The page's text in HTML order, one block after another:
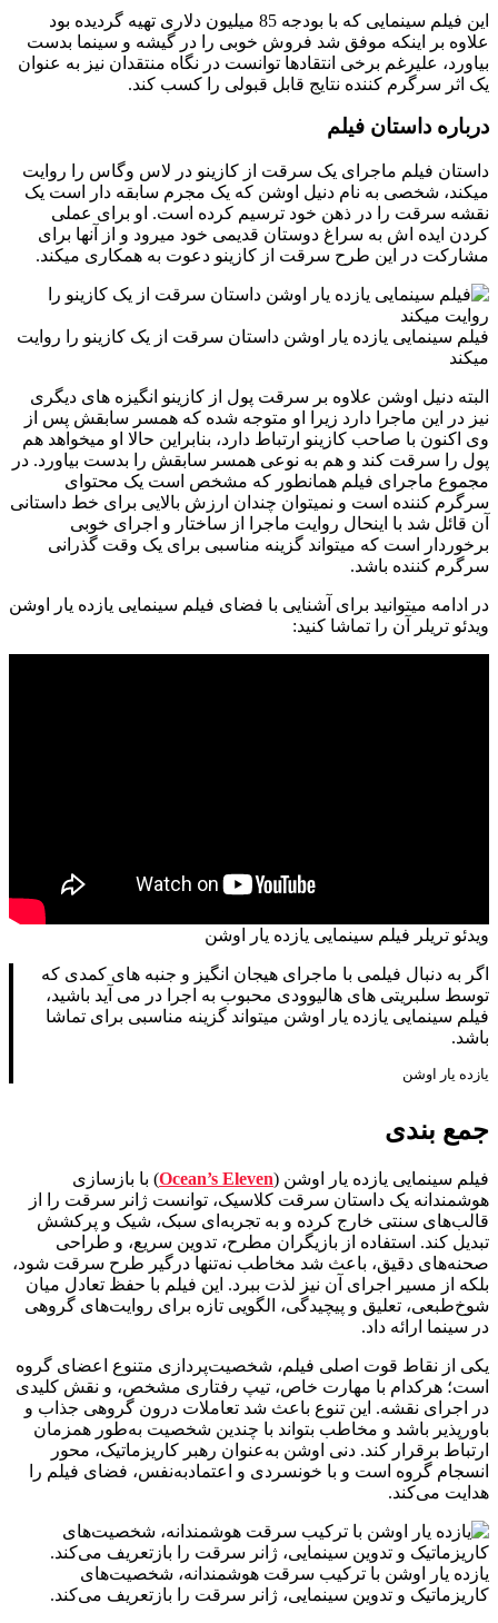
این فیلم سینمایی که با بودجه 85 میلیون دلاری تهیه گردیده بود
علاوه بر اینکه موفق شد فروش خوبی را در گیشه و سینما بدست
بیاورد، علیرغم برخی انتقادها توانست در نگاه منتقدان نیز به عنوان
یک اثر سرگرم کننده نتایج قابل قبولی را کسب کند.
درباره داستان فیلم
داستان فیلم ماجرای یک سرقت از کازینو در لاس وگاس را روایت
میکند، شخصی به نام دنیل اوشن که یک مجرم سابقه دار است یک
نقشه سرقت را در ذهن خود ترسیم کرده است. او برای عملی
کردن ایده اش به سراغ دوستان قدیمی خود میرود و از آنها برای
مشارکت در این طرح سرقت از کازینو دعوت به همکاری میکند.
فیلم سینمایی یازده یار اوشن داستان سرقت از یک کازینو را روایت
میکند
البته دنیل اوشن علاوه بر سرقت پول از کازینو انگیزه های دیگری
نیز در این ماجرا دارد زیرا او متوجه شده که همسر سابقش پس از
وی اکنون با صاحب کازینو ارتباط دارد، بنابراین حالا او میخواهد هم
پول را سرقت کند و هم به نوعی همسر سابقش را بدست بیاورد. در
مجموع ماجرای فیلم همانطور که مشخص است یک محتوای
سرگرم کننده است و نمیتوان چندان ارزش بالایی برای خط داستانی
آن قائل شد با اینحال روایت ماجرا از ساختار و اجرای خوبی
برخوردار است که میتواند گزینه مناسبی برای یک وقت گذرانی
سرگرم کننده باشد.
در ادامه میتوانید برای آشنایی با فضای فیلم سینمایی یازده یار اوشن
ویدئو تریلر آن را تماشا کنید:
ویدئو تریلر فیلم سینمایی یازده یار اوشن
اگر به دنبال فیلمی با ماجرای هیجان انگیز و جنبه های کمدی که
توسط سلبریتی های هالیوودی محبوب به اجرا در می آید باشید،
فیلم سینمایی یازده یار اوشن میتواند گزینه مناسبی برای تماشا
باشد.
یازده یار اوشن
جمع بندی
فیلم سینمایی یازده یار اوشن (Ocean’s Eleven) با بازسازی
هوشمندانه یک داستان سرقت کلاسیک، توانست ژانر سرقت را از
قالب‌های سنتی خارج کرده و به تجربه‌ای سبک، شیک و پرکشش
تبدیل کند. استفاده از بازیگران مطرح، تدوین سریع، و طراحی
صحنه‌های دقیق، باعث شد مخاطب نه‌تنها درگیر طرح سرقت شود،
بلکه از مسیر اجرای آن نیز لذت ببرد. این فیلم با حفظ تعادل میان
شوخ‌طبعی، تعلیق و پیچیدگی، الگویی تازه برای روایت‌های گروهی
در سینما ارائه داد.
یکی از نقاط قوت اصلی فیلم، شخصیت‌پردازی متنوع اعضای گروه
است؛ هرکدام با مهارت خاص، تیپ رفتاری مشخص، و نقش کلیدی
در اجرای نقشه. این تنوع باعث شد تعاملات درون گروهی جذاب و
باورپذیر باشد و مخاطب بتواند با چندین شخصیت به‌طور همزمان
ارتباط برقرار کند. دنی اوشن به‌عنوان رهبر کاریزماتیک، محور
انسجام گروه است و با خونسردی و اعتمادبه‌نفس، فضای فیلم را
هدایت می‌کند.
یازده یار اوشن با ترکیب سرقت هوشمندانه، شخصیت‌های
کاریزماتیک و تدوین سینمایی، ژانر سرقت را بازتعریف می‌کند.